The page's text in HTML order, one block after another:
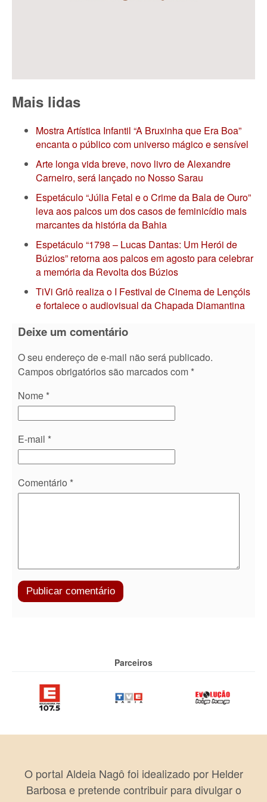
Mais lidas
Mostra Artística Infantil “A Bruxinha que Era Boa”
encanta o público com universo mágico e sensível
Arte longa vida breve, novo livro de Alexandre
Carneiro, será lançado no Nosso Sarau
Espetáculo “Júlia Fetal e o Crime da Bala de Ouro”
leva aos palcos um dos casos de feminicídio mais
marcantes da história da Bahia
Espetáculo “1798 – Lucas Dantas: Um Herói de
Búzios” retorna aos palcos em agosto para celebrar
a memória da Revolta dos Búzios
TiVi Griô realiza o I Festival de Cinema de Lençóis
e fortalece o audiovisual da Chapada Diamantina
Deixe um comentário
O seu endereço de e-mail não será publicado.
Campos obrigatórios são marcados com *
Nome *
E-mail *
Comentário *
Parceiros
O portal Aldeia Nagô foi idealizado por Helder
Barbosa e pretende contribuir para divulgar o